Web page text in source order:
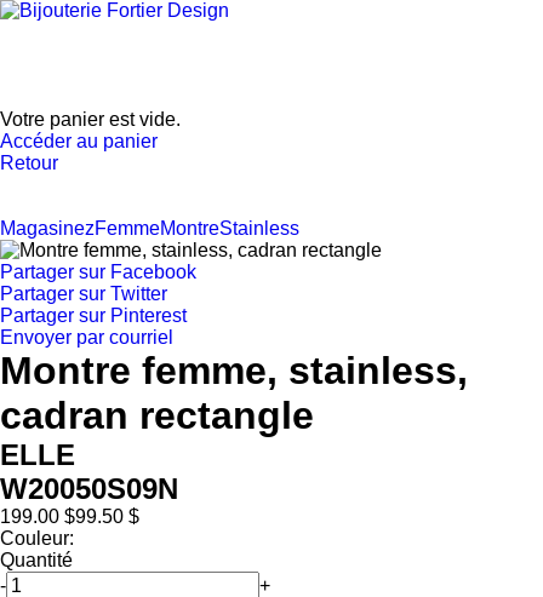
Votre panier est vide.
Accéder au panier
Retour
MagasinezFemmeMontreStainless
Partager sur Facebook
Partager sur Twitter
Partager sur Pinterest
Envoyer par courriel
Montre femme, stainless,
cadran rectangle
ELLE
W20050S09N
199.00 $99.50 $
Couleur:
Quantité
-
+